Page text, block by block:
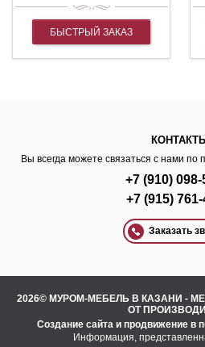
БЫСТРЫЙ ЗАКАЗ
КОНТАКТЫ
Вы всегда можете связаться с нами по
+7 (910) 098-
+7 (915) 761-
Заказать
2026© МУРОМ-МЕБЕЛЬ В КАЗАНИ -
ОТ
Создание сайта и продвижение в
Информация,